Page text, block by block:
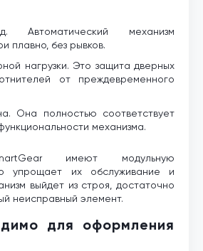
Автоматический механизм
плавно, без рывков.
нагрузки. Это защита дверных
от преждевременного
Она полностью соответствует
механизма.
имеют модульную
упрощает их обслуживание и
выйдет из строя, достаточно
неисправный элемент.
для оформления